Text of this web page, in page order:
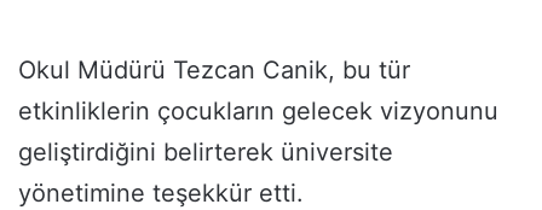
Okul Müdürü Tezcan Canik, bu tür
etkinliklerin çocukların gelecek vizyonunu
geliştirdiğini belirterek üniversite
yönetimine teşekkür etti.